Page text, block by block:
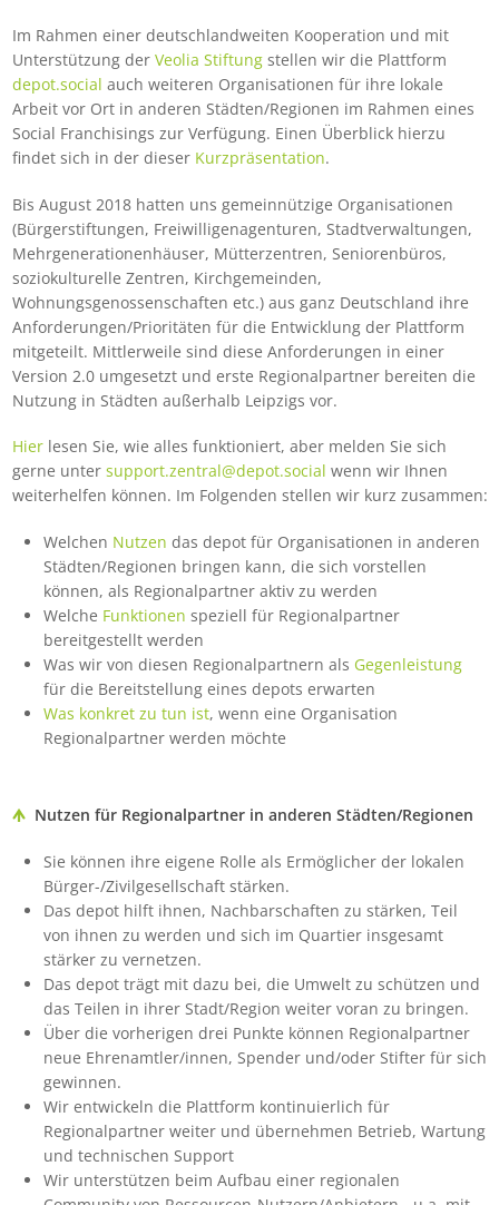
Im Rahmen einer deutschlandweiten Kooperation und mit
Unterstützung der Veolia Stiftungstellen wir die Plattform
depot.social auch weiteren Organisationen für ihre lokale
Arbeit vor Ort in anderen Städten/Regionen im Rahmen eines
Social Franchisings zur Verfügung. Einen Überblick hierzu
findet sich in der dieser Kurzpräsentation.
Bis August 2018 hatten uns gemeinnützige Organisationen
(Bürgerstiftungen, Freiwilligenagenturen, Stadtverwaltungen,
Mehrgenerationenhäuser, Mütterzentren, Seniorenbüros,
soziokulturelle Zentren, Kirchgemeinden,
Wohnungsgenossenschaften etc.) aus ganz Deutschland ihre
Anforderungen/Prioritäten für die Entwicklung der Plattform
mitgeteilt. Mittlerweile sind diese Anforderungen in einer
Version 2.0 umgesetzt und erste Regionalpartner bereiten die
Nutzung in Städten außerhalb Leipzigs vor.
Hierlesen Sie, wie alles funktioniert, aber melden Sie sich
gerne unter support.zentral@depot.social wenn wir Ihnen
weiterhelfen können. Im Folgenden stellen wir kurz zusammen:
Welchen Nutzen das depot für Organisationen in anderen
Städten/Regionen bringen kann, die sich vorstellen
können, als Regionalpartner aktiv zu werden
Welche Funktionen speziell für Regionalpartner
bereitgestellt werden
Was wir von diesen Regionalpartnern als Gegenleistung
für die Bereitstellung eines depots erwarten
Was konkret zu tun ist, wenn eine Organisation
Regionalpartner werden möchte
Nutzen für Regionalpartner in anderen Städten/Regionen
Sie können ihre eigene Rolle als Ermöglicher der lokalen
Bürger-/Zivilgesellschaft stärken.
Das depot hilft ihnen, Nachbarschaften zu stärken, Teil
von ihnen zu werden und sich im Quartier insgesamt
stärker zu vernetzen.
Das depot trägt mit dazu bei, die Umwelt zu schützen und
das Teilen in ihrer Stadt/Region weiter voran zu bringen.
Über die vorherigen drei Punkte können Regionalpartner
neue Ehrenamtler/innen, Spender und/oder Stifter für sich
gewinnen.
Wir entwickeln die Plattform kontinuierlich für
Regionalpartner weiter und übernehmen Betrieb, Wartung
und technischen Support
Wir unterstützen beim Aufbau einer regionalen